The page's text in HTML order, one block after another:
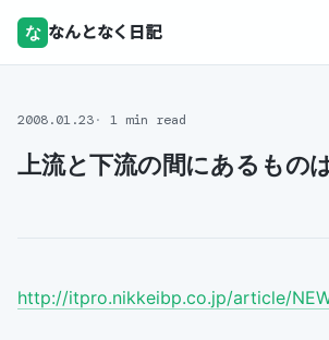
な なんとなく日記
2008.01.23 1 min read
上流と下流の間にあるもの
http://itpro.nikkeibp.co.jp/article/